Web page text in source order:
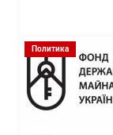
Политика